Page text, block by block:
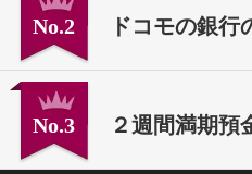
No.2 ドコモの銀行
No.3 ２週間満期預